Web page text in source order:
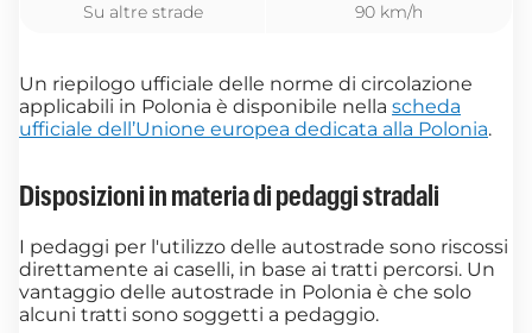
Su altre strade 90 km/h
Un riepilogo ufficiale delle norme di circolazione
applicabili in Polonia è disponibile nella scheda
ufficiale dell’Unione europea dedicata alla Polonia.
Disposizioni in materia di pedaggi stradali
I pedaggi per l'utilizzo delle autostrade sono riscossi
direttamente ai caselli, in base ai tratti percorsi. Un
vantaggio delle autostrade in Polonia è che solo
alcuni tratti sono soggetti a pedaggio.